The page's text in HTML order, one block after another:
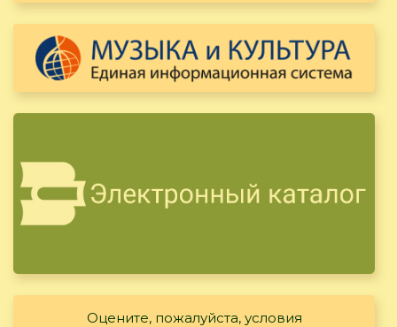
Оцените, пожалуйста, условия